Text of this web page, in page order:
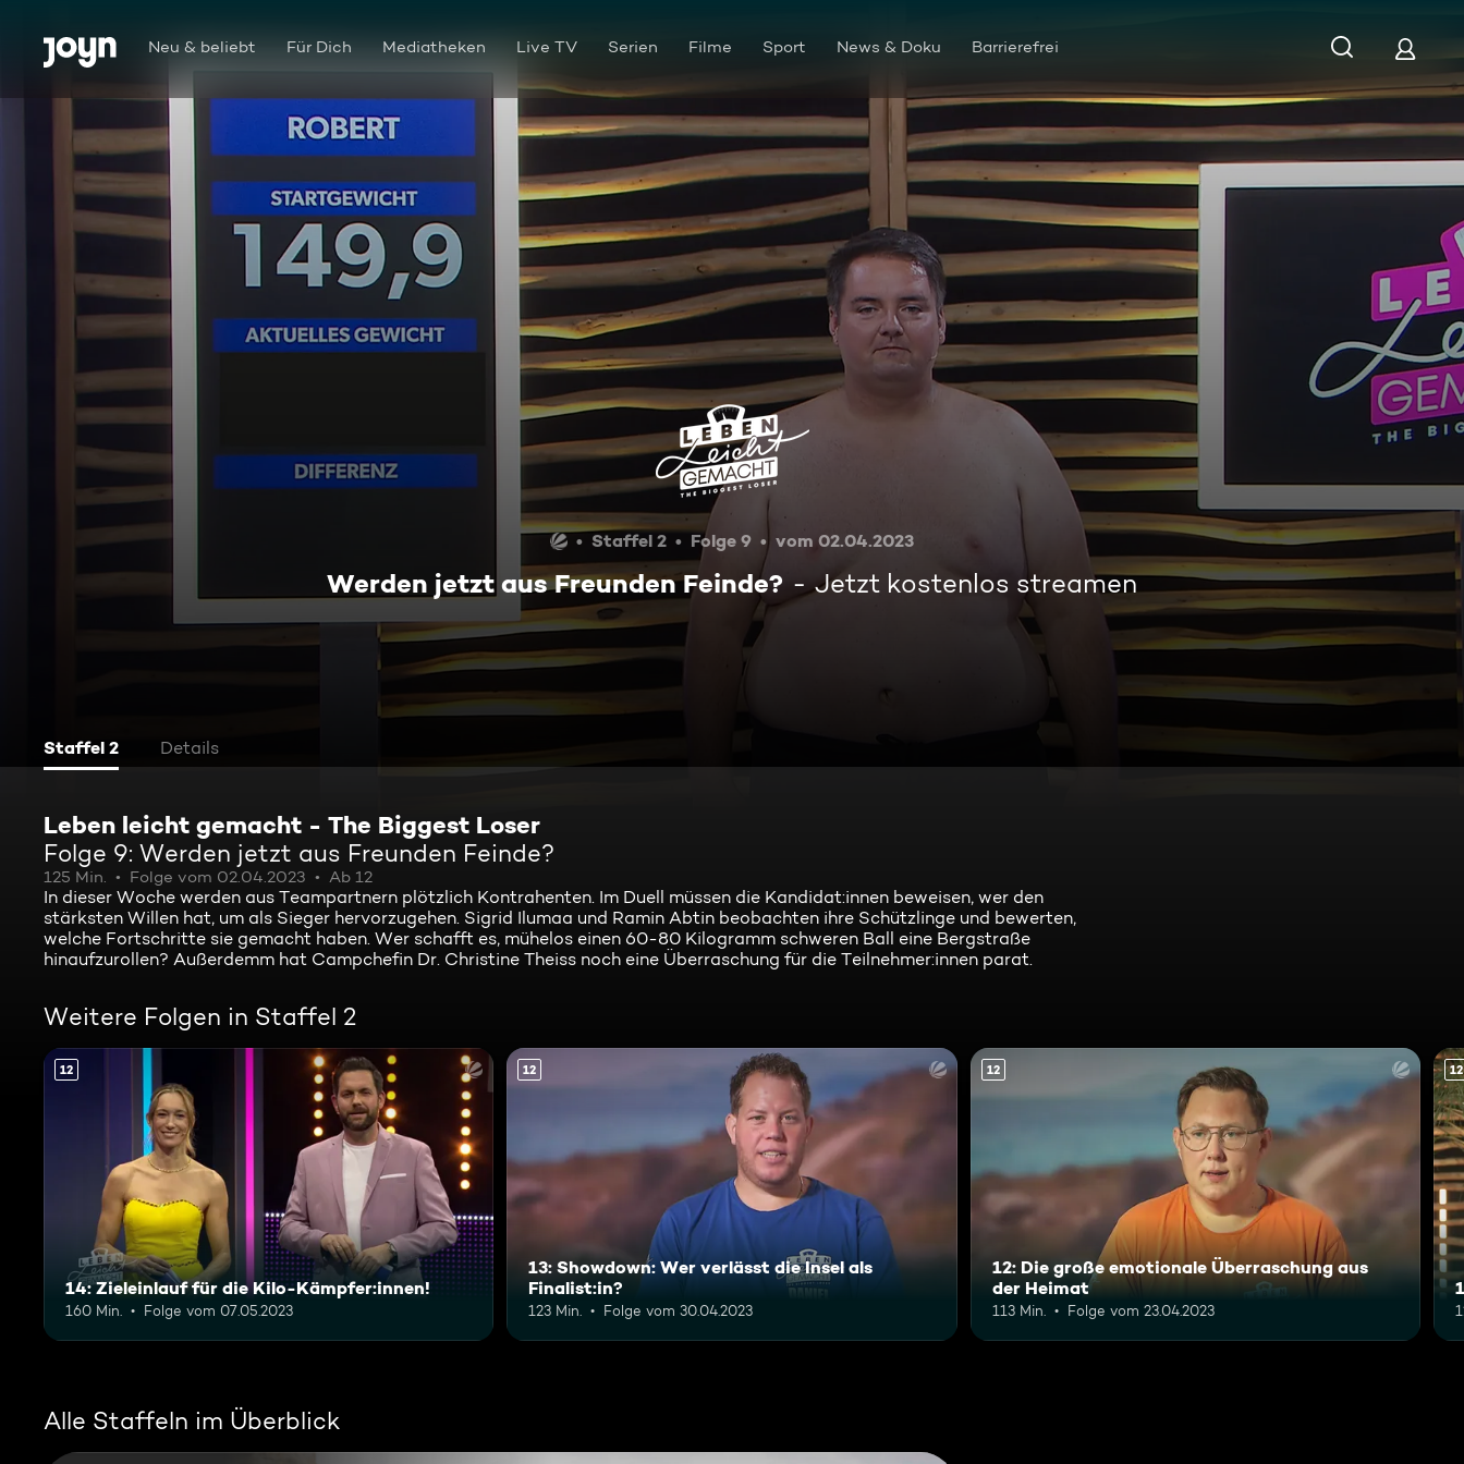
Zum Inhalt springen
Barrierefrei Neu & beliebt Für Dich Mediatheken Live TV Serien Filme Sport News & Doku Barrierefrei
Werden jetzt aus Freunden Feinde?
Staffel 2 Folge 9 vom 02.04.2023
Werden jetzt aus Freunden Feinde? Jetzt kostenlos streamen
Staffel 2 Details
Leben leicht gemacht - The Biggest Loser
Folge 9: Werden jetzt aus Freunden Feinde?
125 Min. Folge vom 02.04.2023 Ab 12
In dieser Woche werden aus Teampartnern plötzlich Kontrahenten. Im Duell müssen die Kandidat:innen beweisen, wer den
stärksten Willen hat, um als Sieger hervorzugehen. Sigrid Ilumaa und Ramin Abtin beobachten ihre Schützlinge und bewerten,
welche Fortschritte sie gemacht haben. Wer schafft es, mühelos einen 60-80 Kilogramm schweren Ball eine Bergstraße
hinaufzurollen? Außerdemm hat Campchefin Dr. Christine Theiss noch eine Überraschung für die Teilnehmer:innen parat.
Weitere Folgen in Staffel 2
12
14: Zieleinlauf für die Kilo-Kämpfer:innen!
160 Min. Folge vom 07.05.2023
12
13: Showdown: Wer verlässt die Insel als
Finalist:in?
123 Min. Folge vom 30.04.2023
12
12: Die große emotionale Überraschung aus
der Heimat
113 Min. Folge vom 23.04.2023
12
Alle Staffeln im Überblick